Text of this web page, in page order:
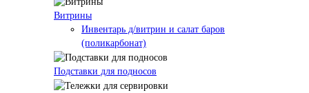
Витрины
Инвентарь д/витрин и салат баров
(поликарбонат)
Подставки для подносов